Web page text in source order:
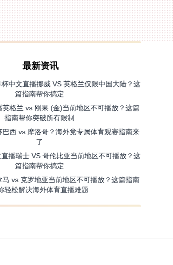
最新资讯
中文直播挪威 VS 英格兰仅限中国大陆？这
篇指南帮你搞定
英格兰 vs 刚果 (金)当前地区不可播放？这篇
指南帮你突破所有限制
西 vs 摩洛哥？海外党专属体育观赛指南来
了
播瑞士 VS 哥伦比亚当前地区不可播放？这
篇指南帮你搞定
vs 克罗地亚当前地区不可播放？这篇指南
轻松解决海外体育直播难题